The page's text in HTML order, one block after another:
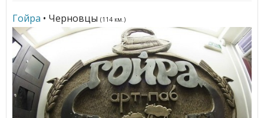
Гойра • Черновцы (114 км.)